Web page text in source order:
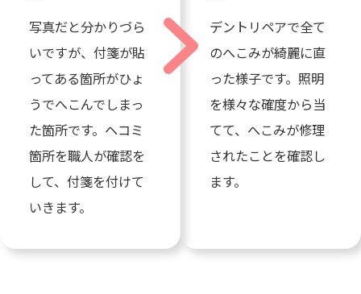
写真だと分かりづら
いですが、付箋が貼
ってある箇所がひょ
うでへこんでしまっ
た箇所です。ヘコミ
箇所を職人が確認を
して、付箋を付けて
いきます。
デントリペアで全て
のへこみが綺麗に直
った様子です。照明
を様々な確度から当
てて、へこみが修理
されたことを確認し
ます。